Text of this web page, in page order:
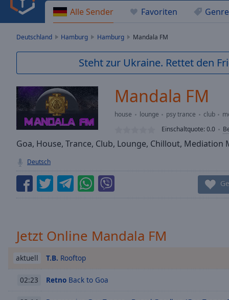
Backward
Skip
Current
Duration-:-
Loaded:
0.00%
Stream
TypeLIVE
live,
currently
behind
LIVE
Remaining
Playback
Rate
Chapters
Alle Sender Favoriten
Deutschland Hamburg Hamburg Mandala FM
Steht zur Ukraine. Rettet den
Mandala FM
house lounge psy trance club
Einschaltquote:0.0
Goa, House, Trance, Club, Lounge, Chillout,
Deutsch
Jetzt Online Mandala FM
aktuell T.B. Rooftop
02:23 Retno Back to Goa